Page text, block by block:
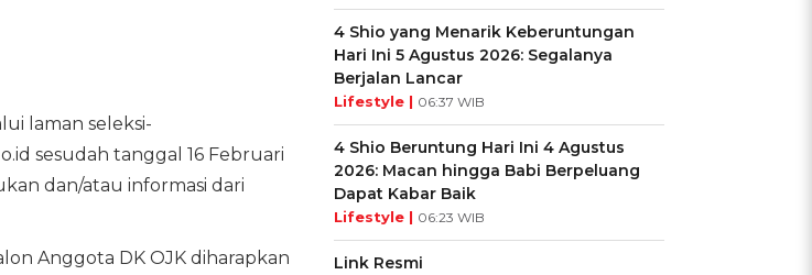
laman seleksi-
sesudah tanggal 16 Februari
dan/atau informasi dari
Anggota DK OJK diharapkan
4 Shio yang Menarik Keberuntungan
Hari Ini 5 Agustus 2026: Segalanya
Berjalan Lancar
Lifestyle | 06:37 WIB
4 Shio Beruntung Hari Ini 4 Agustus
2026: Macan hingga Babi Berpeluang
Dapat Kabar Baik
Lifestyle | 06:23 WIB
Link Resmi